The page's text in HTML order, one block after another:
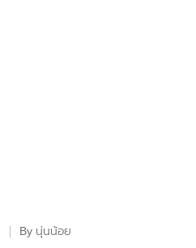
Posted
By นุ่นน้อย